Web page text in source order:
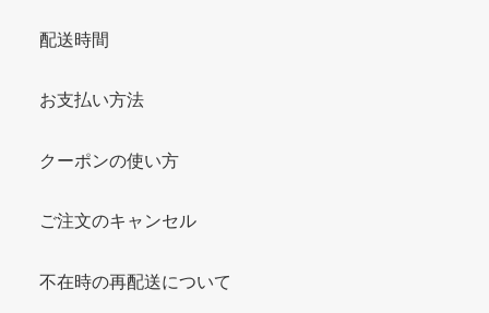
配送時間
お支払い方法
クーポンの使い方
ご注文のキャンセル
不在時の再配送について